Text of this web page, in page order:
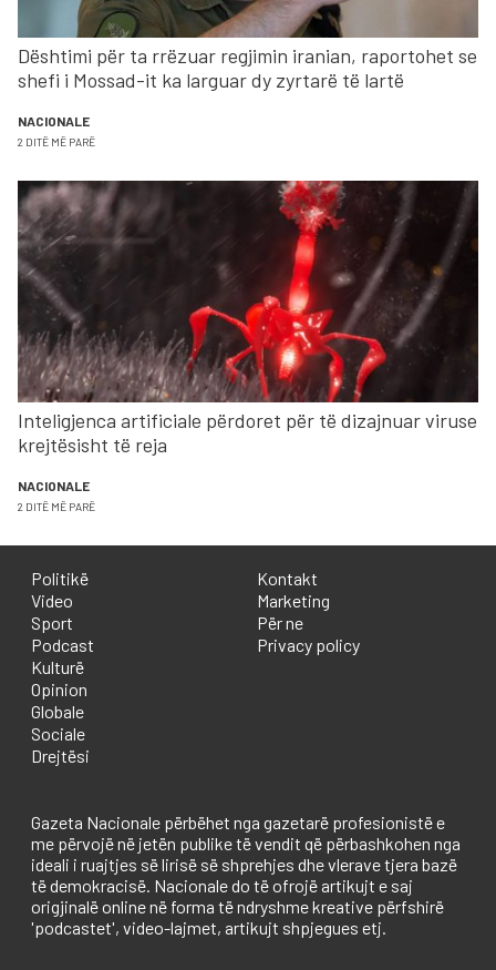
Dështimi për ta rrëzuar regjimin iranian, raportohet se
shefi i Mossad-it ka larguar dy zyrtarë të lartë
NACIONALE
2 DITË MË PARË
Inteligjenca artificiale përdoret për të dizajnuar viruse
krejtësisht të reja
NACIONALE
2 DITË MË PARË
Politikë
Video
Sport
Podcast
Kulturë
Opinion
Globale
Sociale
Drejtësi
Kontakt
Marketing
Për ne
Privacy policy
Gazeta Nacionale përbëhet nga gazetarë profesionistë e
me përvojë në jetën publike të vendit që përbashkohen nga
ideali i ruajtjes së lirisë së shprehjes dhe vlerave tjera bazë
të demokracisë. Nacionale do të ofrojë artikujt e saj
origjinalë online në forma të ndryshme kreative përfshirë
'podcastet', video-lajmet, artikujt shpjegues etj.